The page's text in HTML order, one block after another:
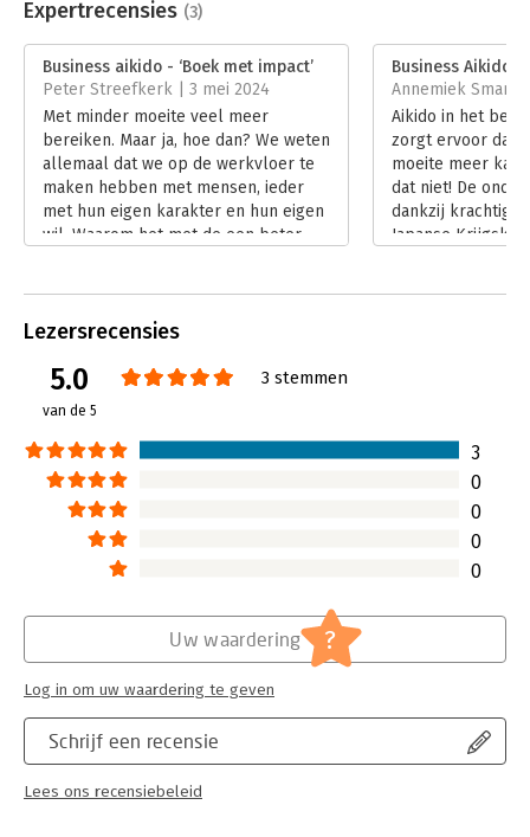
Uitgever:
NUBIZ
Verschijningsdatum:
9-10-2018
Hoofdrubriek: Algemeen management
Expertrecensies (3)
Business aikido - ‘Boek met impact’
Peter Streefkerk | 3 mei 2024
Met minder moeite veel meer
bereiken. Maar ja, hoe dan? We weten
allemaal dat we op de werkvloer te
maken hebben met mensen, ieder
met hun eigen karakter en hun eigen
wil. Waarom het met de een beter
het lezen van ‘Business aikido’ van
Lees verder
Business Aikido
Annemiek Smans
Aikido in het
zorgt ervoor dat
moeite meer kan
dat niet! De
dankzij krachtige
Japanse
Lezersrecensies
5.0
van de 5
3 stemmen
3
0
0
0
0
Schrijf een recensie
Lees ons recensiebeleid
Uw waardering ?
Log in om uw waardering te geven